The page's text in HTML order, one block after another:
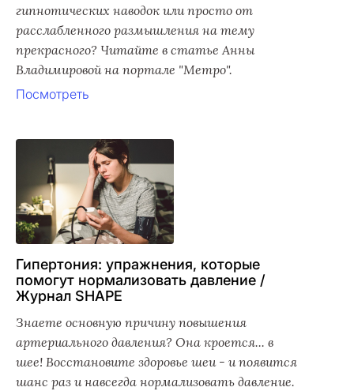
гипнотических наводок или просто от
расслабленного размышления на тему
прекрасного? Читайте в статье Анны
Владимировой на портале "Метро".
Посмотреть
Гипертония: упражнения, которые
помогут нормализовать давление /
Журнал SHAPE
Знаете основную причину повышения
артериального давления? Она кроется... в
шее! Восстановите здоровье шеи - и появится
шанс раз и навсегда нормализовать давление.